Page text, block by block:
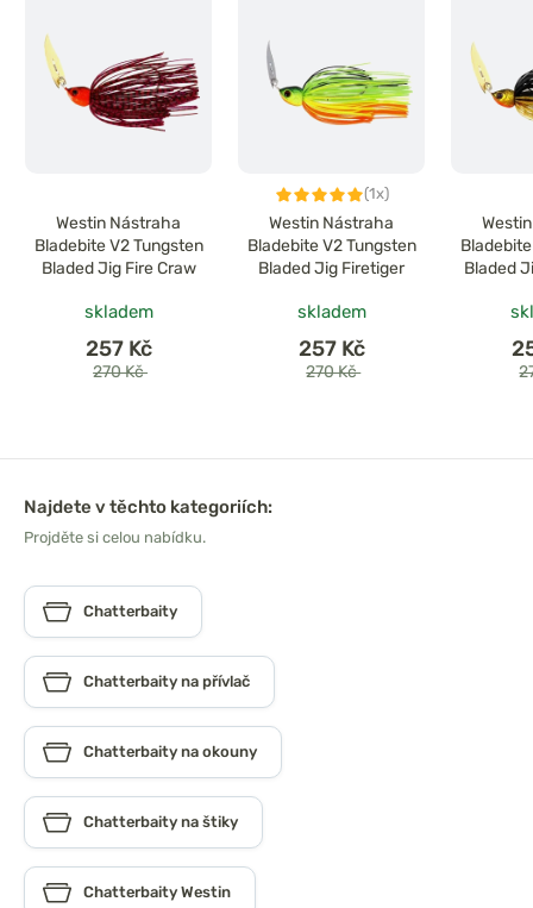
Westin Nástraha
Bladebite V2 Tungsten
Bladed Jig Fire Craw
skladem
257 Kč
270 Kč
(1x)
Westin Nástraha
Bladebite V2 Tungsten
Bladed Jig Firetiger
skladem
257 Kč
270 Kč
Bladed
Najdete v těchto kategoriích:
Projděte si celou nabídku.
Chatterbaity
Chatterbaity na přívlač
Chatterbaity na okouny
Chatterbaity na štiky
Chatterbaity Westin